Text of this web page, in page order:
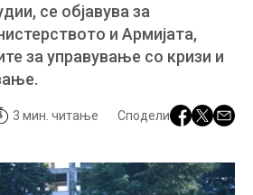
се објавува за
и Армијата,
за управување со кризи и
3 мин. читање Сподели